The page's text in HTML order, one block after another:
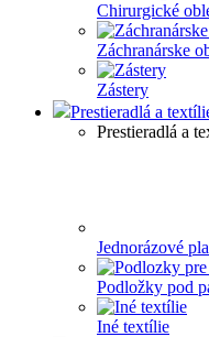
Chirurgické
Záchranárske
Zástery
Prestieradlá a
Prestieradlá a
Jednorázové
Podložky pod
Iné textílie